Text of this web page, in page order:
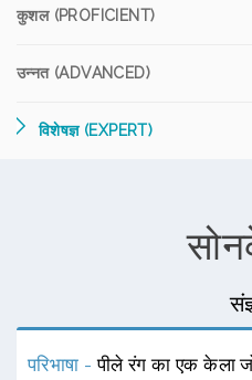
कुशल (PROFICIENT)
उन्नत (ADVANCED)
विशेषज्ञ (EXPERT)
परिभाषा -पीले रंग का एक केला